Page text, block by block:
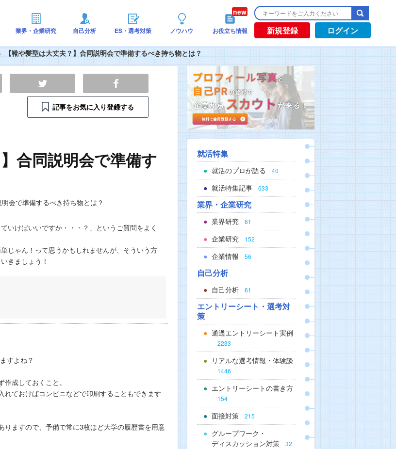
業界・企業研究 自己分析 ES・選考対策 ノウハウ お役立ち情報 新規登録 ログイン
【靴や髪型は大丈夫？】合同説明会で準備するべき持ち物とは？
記事をお気に入り登録する
合同説明会で準備す
いけばいいですか・・・？」というご質問をよく
じゃん！って思うかもしれませんが、そういう方
きましょう！
すよね？
成しておくこと。
ておけばコンビニなどで印刷することもできます
ますので、予備で常に3枚ほど大学の履歴書を用意
就活特集
就活のプロが語る 40
就活特集記事 633
業界・企業研究
業界研究 61
企業研究 152
企業情報 56
自己分析
自己分析 61
エントリーシート・選考対
策
通過エントリーシート実例
2233
リアルな選考情報・体験談
1446
エントリーシートの書き方
154
面接対策 215
グループワーク・
ディスカッション対策
32